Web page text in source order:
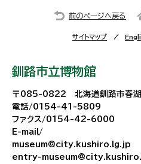
前のページへ戻る
サイトマップ
釧路市立博物館
〒085-0822 北海道釧路市春
電話/0154-41-5809
ファクス/0154-42-6000
E-mail/
museum@city.kushiro.lg.jp
entry-